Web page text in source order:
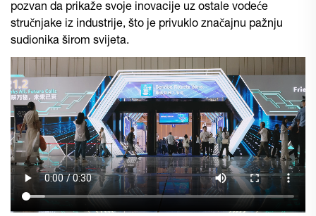
pozvan da prikaže svoje inovacije uz ostale vodeće
stručnjake iz industrije, što je privuklo značajnu pažnju
sudionika širom svijeta.